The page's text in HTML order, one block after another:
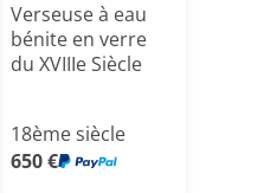
Verseuse à eau
bénite en verre
du XVIIIe Siècle
18ème siècle
650 €